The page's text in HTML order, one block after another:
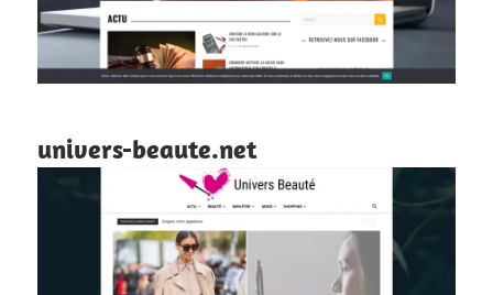
univers-beaute.net